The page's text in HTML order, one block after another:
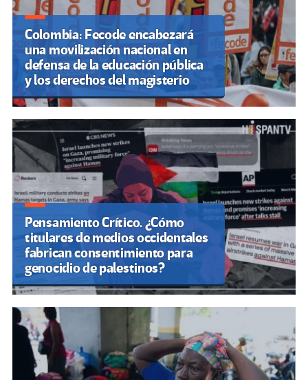
Colombia: Fecode encabezará
una movilización nacional en
defensa de la educación pública
y los derechos del magisterio
Pensamiento Crítico. ¿Cómo
titulares de medios occidentales
fabrican consentimiento para
genocidio de palestinos?